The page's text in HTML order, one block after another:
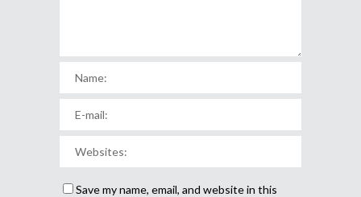
Save my name, email, and website in this